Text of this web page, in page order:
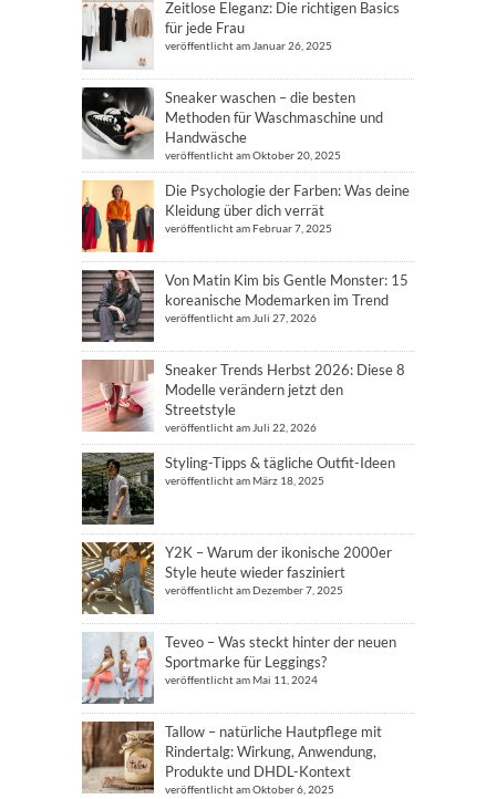
Zeitlose Eleganz: Die richtigen Basics
für jede Frau
veröffentlicht am Januar 26, 2025
Sneaker waschen – die besten
Methoden für Waschmaschine und
Handwäsche
veröffentlicht am Oktober 20, 2025
Die Psychologie der Farben: Was deine
Kleidung über dich verrät
veröffentlicht am Februar 7, 2025
Von Matin Kim bis Gentle Monster: 15
koreanische Modemarken im Trend
veröffentlicht am Juli 27, 2026
Sneaker Trends Herbst 2026: Diese 8
Modelle verändern jetzt den
Streetstyle
veröffentlicht am Juli 22, 2026
Styling-Tipps & tägliche Outfit-Ideen
veröffentlicht am März 18, 2025
Y2K – Warum der ikonische 2000er
Style heute wieder fasziniert
veröffentlicht am Dezember 7, 2025
Teveo – Was steckt hinter der neuen
Sportmarke für Leggings?
veröffentlicht am Mai 11, 2024
Tallow – natürliche Hautpflege mit
Rindertalg: Wirkung, Anwendung,
Produkte und DHDL-Kontext
veröffentlicht am Oktober 6, 2025